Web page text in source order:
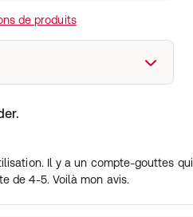
de produits
Il y a un compte-gouttes
de 4-5. Voilà mon avis.